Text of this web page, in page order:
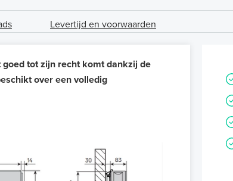
Levertijd en voorwaarden
tot zijn recht komt dankzij de
over een volledig